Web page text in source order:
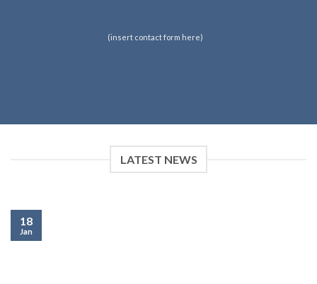
(insert contact form here)
LATEST NEWS
18
Jan